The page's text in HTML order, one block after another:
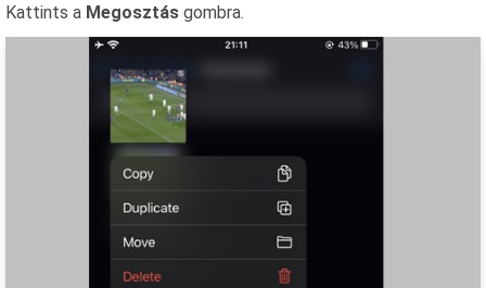
Kattints a Megosztás gombra.